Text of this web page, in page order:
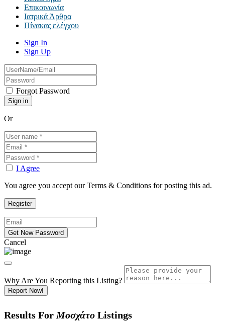
Επικοινωνία
Ιατρικά Άρθρα
Πίνακας ελέγχου
Sign In
Sign Up
Forgot Password
Or
I Agree
You agree you accept our Terms & Conditions for posting this ad.
Cancel
Why Are You Reporting this Listing?
Report Now!
Results For Μοσχάτο Listings